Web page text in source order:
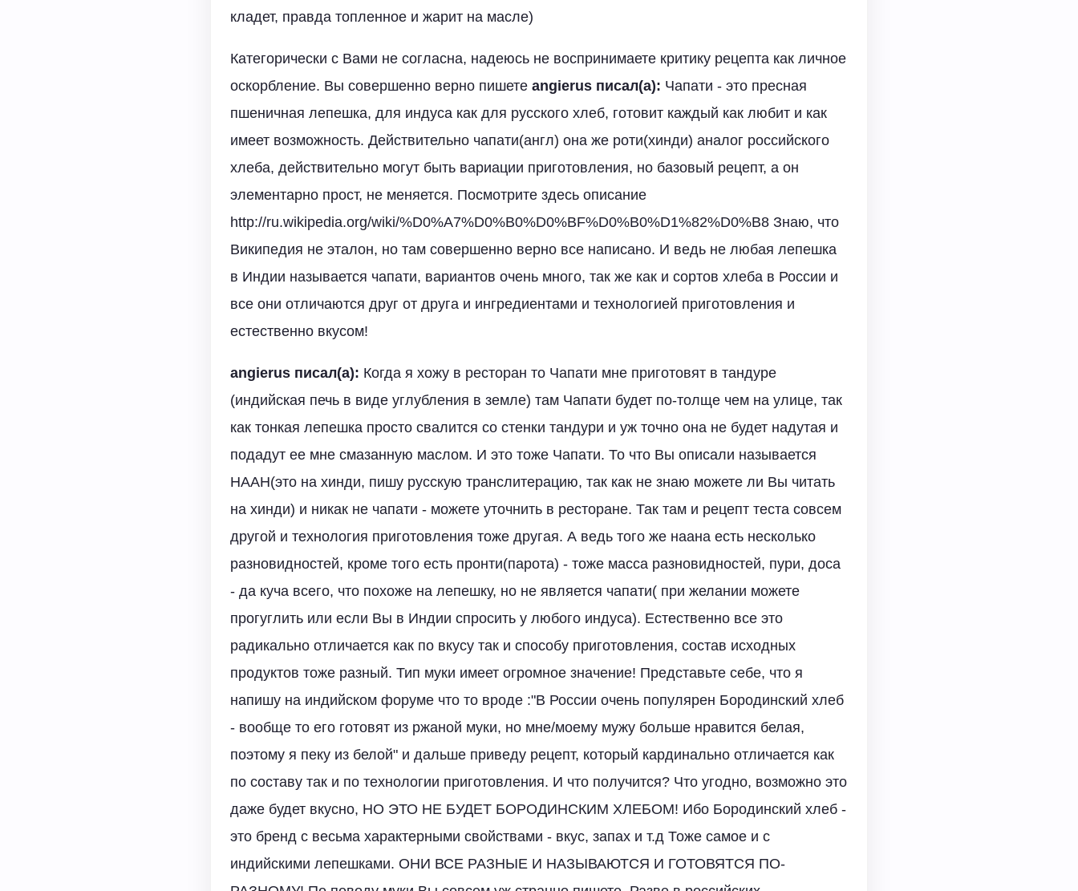
кладет, правда топленное и жарит на масле)
Категорически с Вами не согласна, надеюсь не воспринимаете критику рецепта как личное
оскорбление. Вы совершенно верно пишете angierus писал(а): Чапати - это пресная
пшеничная лепешка, для индуса как для русского хлеб, готовит каждый как любит и как
имеет возможность. Действительно чапати(англ) она же роти(хинди) аналог российского
хлеба, действительно могут быть вариации приготовления, но базовый рецепт, а он
элементарно прост, не меняется. Посмотрите здесь описание
http://ru.wikipedia.org/wiki/%D0%A7%D0%B0%D0%BF%D0%B0%D1%82%D0%B8 Знаю, что
Википедия не эталон, но там совершенно верно все написано. И ведь не любая лепешка
в Индии называется чапати, вариантов очень много, так же как и сортов хлеба в России и
все они отличаются друг от друга и ингредиентами и технологией приготовления и
естественно вкусом!
angierus писал(а): Когда я хожу в ресторан то Чапати мне приготовят в тандуре
(индийская печь в виде углубления в земле) там Чапати будет по-толще чем на улице, так
как тонкая лепешка просто свалится со стенки тандури и уж точно она не будет надутая и
подадут ее мне смазанную маслом. И это тоже Чапати. То что Вы описали называется
НААН(это на хинди, пишу русскую транслитерацию, так как не знаю можете ли Вы читать
на хинди) и никак не чапати - можете уточнить в ресторане. Так там и рецепт теста совсем
другой и технология приготовления тоже другая. А ведь того же наана есть несколько
разновидностей, кроме того есть пронти(парота) - тоже масса разновидностей, пури, доса
- да куча всего, что похоже на лепешку, но не является чапати( при желании можете
прогуглить или если Вы в Индии спросить у любого индуса). Естественно все это
радикально отличается как по вкусу так и способу приготовления, состав исходных
продуктов тоже разный. Тип муки имеет огромное значение! Представьте себе, что я
напишу на индийском форуме что то вроде :"В России очень популярен Бородинский хлеб
- вообще то его готовят из ржаной муки, но мне/моему мужу больше нравится белая,
поэтому я пеку из белой" и дальше приведу рецепт, который кардинально отличается как
по составу так и по технологии приготовления. И что получится? Что угодно, возможно это
даже будет вкусно, НО ЭТО НЕ БУДЕТ БОРОДИНСКИМ ХЛЕБОМ! Ибо Бородинский хлеб -
это бренд с весьма характерными свойствами - вкус, запах и т.д Тоже самое и с
индийскими лепешками. ОНИ ВСЕ РАЗНЫЕ И НАЗЫВАЮТСЯ И ГОТОВЯТСЯ ПО-